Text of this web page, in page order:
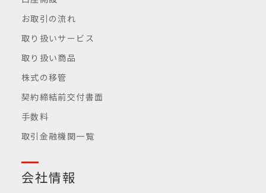
お取引の流れ
取り扱いサービス
取り扱い商品
株式の移管
契約締結前交付書面
手数料
取引金融機関一覧
会社情報